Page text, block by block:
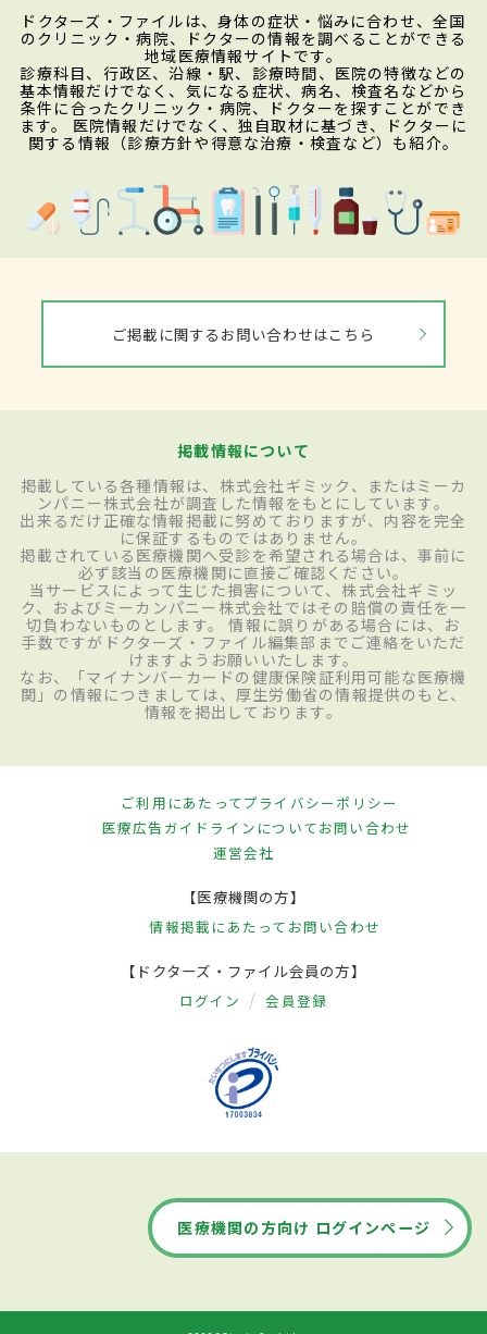
ドクターズ・ファイルは、身体の症状・悩みに合わせ、全国
のクリニック・病院、ドクターの情報を調べることができる
地域医療情報サイトです。
診療科目、行政区、沿線・駅、診療時間、医院の特徴などの
基本情報だけでなく、気になる症状、病名、検査名などから
条件に合ったクリニック・病院、ドクターを探すことができ
ます。 医院情報だけでなく、独自取材に基づき、ドクターに
関する情報（診療方針や得意な治療・検査など）も紹介。
ご掲載に関するお問い合わせはこちら
掲載情報について
掲載している各種情報は、株式会社ギミック、またはミーカ
ンパニー株式会社が調査した情報をもとにしています。
出来るだけ正確な情報掲載に努めておりますが、内容を完全
に保証するものではありません。
掲載されている医療機関へ受診を希望される場合は、事前に
必ず該当の医療機関に直接ご確認ください。
当サービスによって生じた損害について、株式会社ギミッ
ク、およびミーカンパニー株式会社ではその賠償の責任を一
切負わないものとします。 情報に誤りがある場合には、お
手数ですがドクターズ・ファイル編集部までご連絡をいただ
けますようお願いいたします。
なお、「マイナンバーカードの健康保険証利用可能な医療機
関」の情報につきましては、厚生労働省の情報提供のもと、
情報を掲出しております。
ご利用にあたってプライバシーポリシー
医療広告ガイドラインについてお問い合わせ
運営会社
【医療機関の方】
情報掲載にあたって お問い合わせ
【ドクターズ・ファイル会員の方】
ログイン 会員登録
医療機関の方向け ログインページ